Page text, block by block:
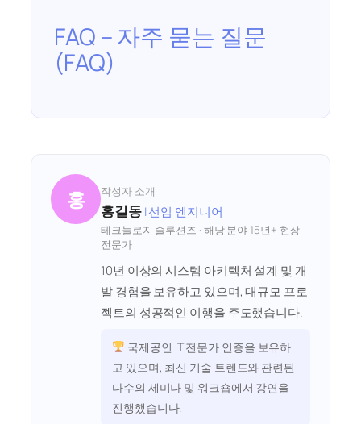
FAQ – 자주 묻는 질문
(FAQ)
홍 작성자 소개
홍길동 | 선임 엔지니어
테크놀로지 솔루션즈 · 해당 분야 15년+ 현장
전문가
10년 이상의 시스템 아키텍처 설계 및 개
발 경험을 보유하고 있으며, 대규모 프로
젝트의 성공적인 이행을 주도했습니다.
국제공인 IT 전문가 인증을 보유하
고 있으며, 최신 기술 트렌드와 관련된
다수의 세미나 및 워크숍에서 강연을
진행했습니다.